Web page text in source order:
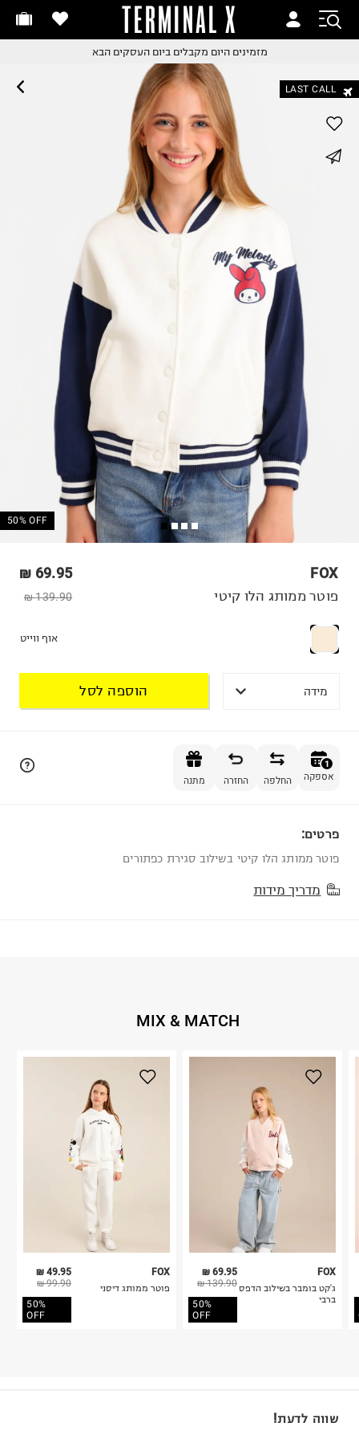
TERMINAL X
החלפות והחזרות בקליק
עם שליח עד הבית!
משלוח חינם מעל ₪249
מזמינים היום מקבלים ביום העסקים הבא
LAST CALL
50% OFF
copy link
FOX
69.95 ₪
139.90 ₪ פוטר ממותג הלו קיטי
אוף ווייט
מידה הוספה לסל
1
אספקה החלפה החזרה מתנה
פרטים:
פוטר ממותג הלו קיטי בשילוב סגירת כפתורים
מדריך מידות
MIX & MATCH
49.95 ₪
99.90 ₪
50%
OFF
FOX
פוטר ממותג דיסני
69.95 ₪
139.90 ₪
50%
OFF
FOX
ג'קט בומבר בשילוב הדפס
ברבי
שווה לדעת!